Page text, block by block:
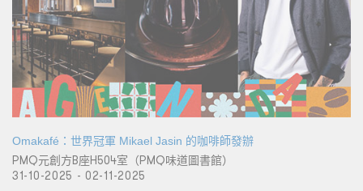
Omakafé：世界冠軍 Mikael Jasin 的咖啡師發辦
PMQ元創方B座H504室（PMQ味道圖書館）
31-10-2025 - 02-11-2025